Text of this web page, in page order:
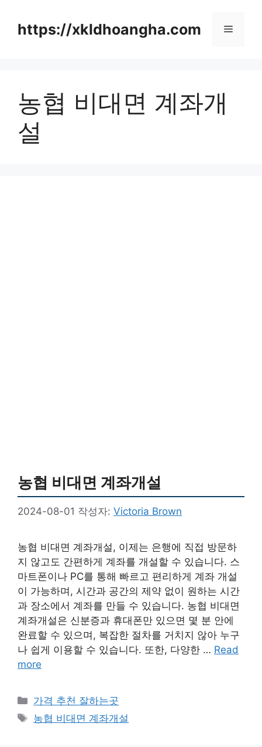
https://xkldhoangha.com 메
농협 비대면 계좌개
설
농협 비대면 계좌개설
2024-08-01 작성자: Victoria Brown
농협 비대면 계좌개설, 이제는 은행에 직접 방문하
지 않고도 간편하게 계좌를 개설할 수 있습니다. 스
마트폰이나 PC를 통해 빠르고 편리하게 계좌 개설
이 가능하며, 시간과 공간의 제약 없이 원하는 시간
과 장소에서 계좌를 만들 수 있습니다. 농협 비대면
계좌개설은 신분증과 휴대폰만 있으면 몇 분 안에
완료할 수 있으며, 복잡한 절차를 거치지 않아 누구
나 쉽게 이용할 수 있습니다. 또한, 다양한 … Read
more
카
테
고
가격 추천 잘하는곳
태
농협 비대면 계좌개설